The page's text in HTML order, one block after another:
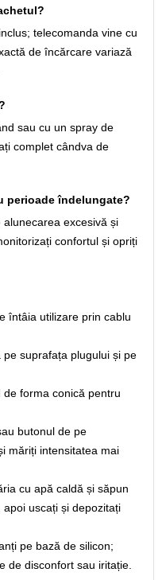
telecomanda vine cu
de încărcare variază
sau cu un spray de
complet cândva de
perioade îndelungate?
excesivă și
confortul și opriți
întâia utilizare prin cablu
suprafața plugului și pe
forma conică pentru
butonul de pe
măriți intensitatea mai
cu apă caldă și săpun
uscați și depozitați
pe bază de silicon;
de disconfort sau iritație.